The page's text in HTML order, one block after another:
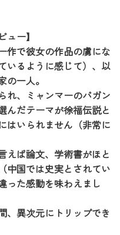
ュー】
作で彼女の作品の虜にな
いるように感じて）、以
一人。
れ、ミャンマーのバガン
んだテーマが徐福伝説と
はいられません（非常に
えば論文、学術書がほと
中国では史実とされてい
った感動を味わえまし
、異次元にトリップでき